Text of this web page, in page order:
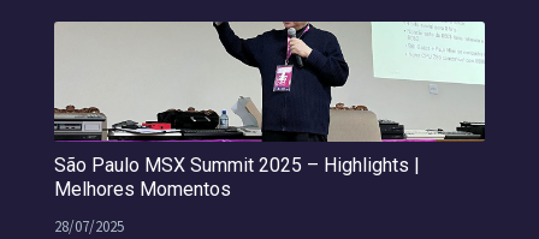
São Paulo MSX Summit 2025 – Highlights |
Melhores Momentos
28/07/2025